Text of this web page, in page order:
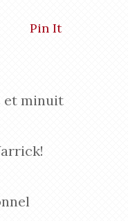
Pin It
et minuit